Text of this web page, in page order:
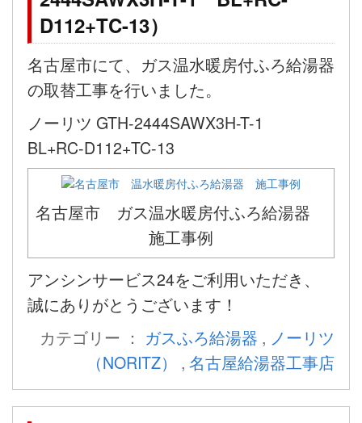
D112+TC-13）
名古屋市にて、ガス温水暖房付ふろ給湯器
の取替工事を行いました。
ノーリツ GTH-2444SAWX3H-T-1
BL+RC-D112+TC-13
名古屋市 ガス温水暖房付ふろ給湯器
施工事例
アンシンサービス24をご利用いただき、
誠にありがとうございます！
カテゴリー ： ガスふろ給湯器 , ノーリツ
（NORITZ）
, 名古屋給湯器工事店